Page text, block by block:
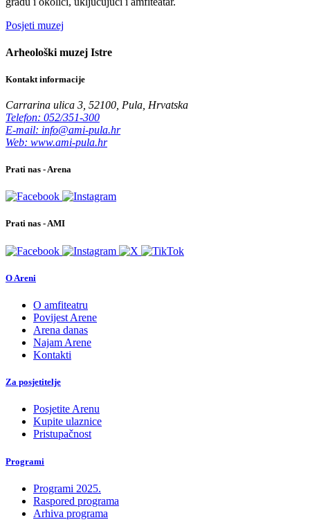
Posjeti muzej
Arheološki muzej Istre
Kontakt informacije
Carrarina ulica 3, 52100, Pula, Hrvatska
Telefon: 052/351-300
E-mail: info@ami-pula.hr
Web: www.ami-pula.hr
Prati nas - Arena
Prati nas - AMI
O Areni
O amfiteatru
Povijest Arene
Arena danas
Najam Arene
Kontakti
Za posjetitelje
Posjetite Arenu
Kupite ulaznice
Pristupačnost
Programi
Programi 2025.
Raspored programa
Arhiva programa